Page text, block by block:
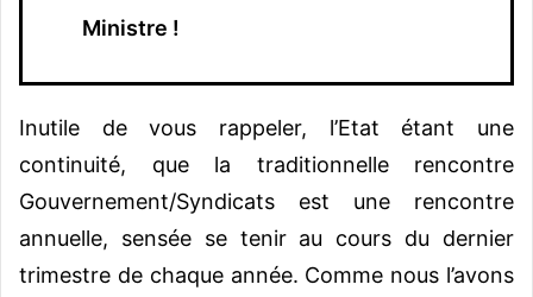
Ministre !
Inutile de vous rappeler, l’Etat étant une
continuité, que la traditionnelle rencontre
Gouvernement/Syndicats est une rencontre
annuelle, sensée se tenir au cours du dernier
trimestre de chaque année. Comme nous l’avons